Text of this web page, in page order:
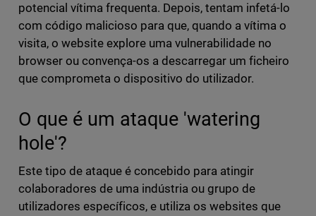
potencial vítima frequenta. Depois, tentam infetá-lo
com código malicioso para que, quando a vítima o
visita, o website explore uma vulnerabilidade no
browser ou convença-os a descarregar um ficheiro
que comprometa o dispositivo do utilizador.
O que é um ataque 'watering
hole'?
Este tipo de ataque é concebido para atingir
colaboradores de uma indústria ou grupo de
utilizadores específicos, e utiliza os websites que